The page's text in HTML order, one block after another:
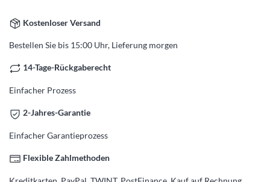
Kostenloser Versand
Bestellen Sie bis 15:00 Uhr, Lieferung morgen
14-Tage-Rückgaberecht
Einfacher Prozess
2-Jahres-Garantie
Einfacher Garantieprozess
Flexible Zahlmethoden